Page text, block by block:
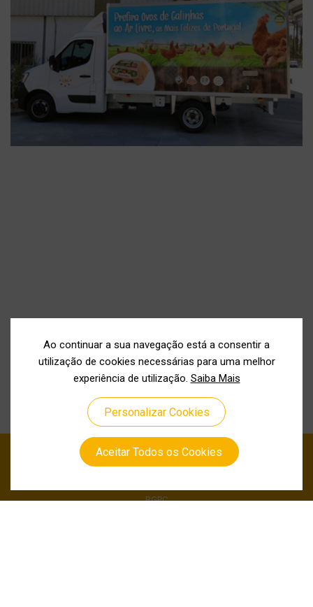
Política de Privacidade
RGPC
Ao continuar a sua navegação está a consentir a
utilização de cookies necessárias para uma melhor
experiência de utilização. Saiba Mais
Personalizar Cookies
Aceitar Todos os Cookies